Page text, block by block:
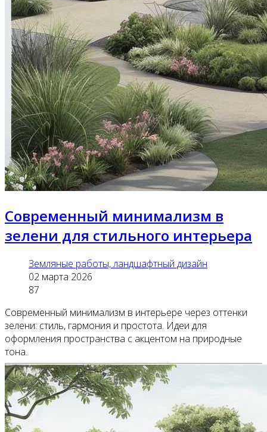
Современный минимализм в
зелени для стильного интерьера
Земляные работы, ландшафтный дизайн
02 марта 2026
87
Современный минимализм в интерьере через оттенки
зелени: стиль, гармония и простота. Идеи для
оформления пространства с акцентом на природные
тона.